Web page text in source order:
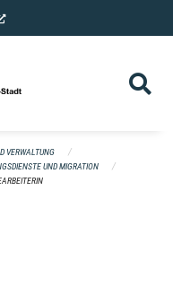
(External Link)
VERWALTUNG
UND MIGRATION